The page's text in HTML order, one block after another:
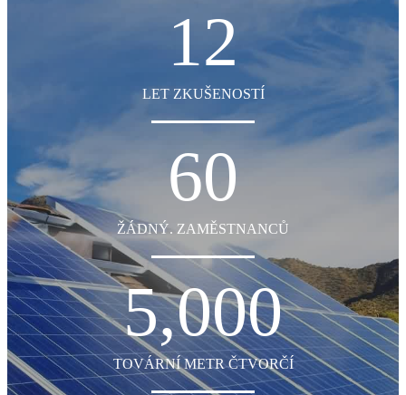
12
LET ZKUŠENOSTÍ
60
ŽÁDNÝ. ZAMĚSTNANCŮ
5,000
TOVÁRNÍ METR ČTVORČÍ